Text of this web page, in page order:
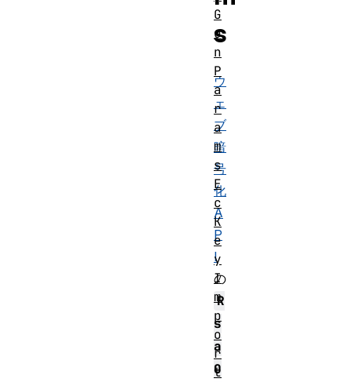
s
ウ
ェ
ブ
暗
号
化
A
P
I
の
R
s
a
O
G
e
n
P
a
r
a
m
s
E
c
K
e
y
I
m
p
o
r
t